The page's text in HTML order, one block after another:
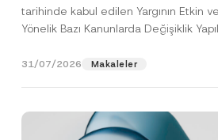
tarihinde kabul edilen Yargının Etkin
Yönelik Bazı Kanunlarda Değişiklik
31/07/2026 Makaleler